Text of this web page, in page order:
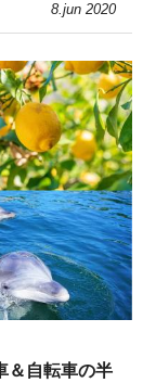
8.jun 2020
＆自転車の半